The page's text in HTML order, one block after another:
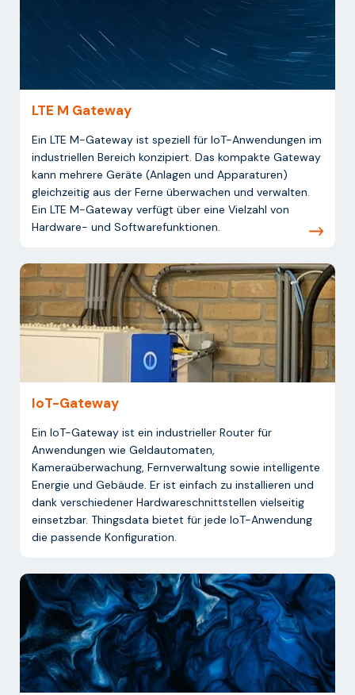
LTE M Gateway
Ein LTE M-Gateway ist speziell für IoT-Anwendungen im
industriellen Bereich konzipiert. Das kompakte Gateway
kann mehrere Geräte (Anlagen und Apparaturen)
gleichzeitig aus der Ferne überwachen und verwalten.
Ein LTE M-Gateway verfügt über eine Vielzahl von
Hardware- und Softwarefunktionen.
IoT-Gateway
Ein IoT-Gateway ist ein industrieller Router für
Anwendungen wie Geldautomaten,
Kameraüberwachung, Fernverwaltung sowie intelligente
Energie und Gebäude. Er ist einfach zu installieren und
dank verschiedener Hardwareschnittstellen vielseitig
einsetzbar. Thingsdata bietet für jede IoT-Anwendung
die passende Konfiguration.